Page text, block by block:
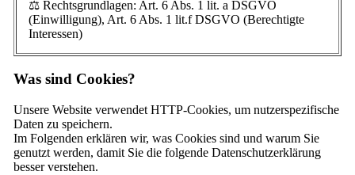
⚖️ Rechtsgrundlagen: Art. 6 Abs. 1 lit. a DSGVO
(Einwilligung), Art. 6 Abs. 1 lit.f DSGVO (Berechtigte
Interessen)
Was sind Cookies?
Unsere Website verwendet HTTP-Cookies, um nutzerspezifische
Daten zu speichern.
Im Folgenden erklären wir, was Cookies sind und warum Sie
genutzt werden, damit Sie die folgende Datenschutzerklärung
besser verstehen.